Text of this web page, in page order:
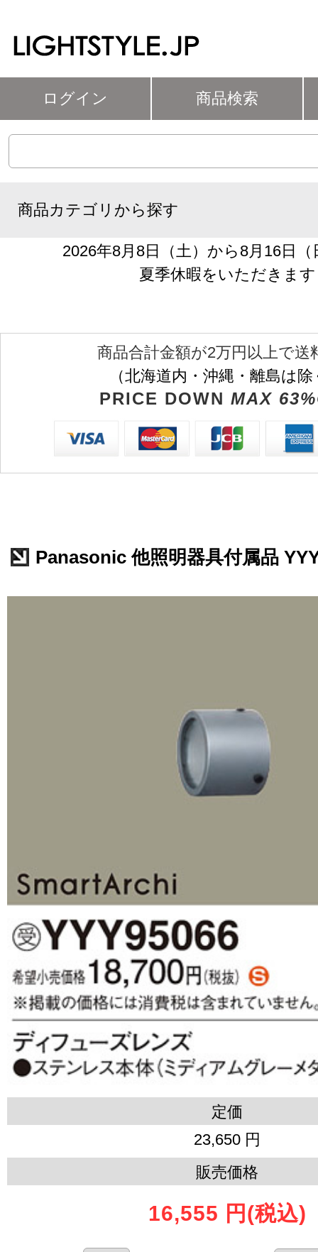
ログイン 商品検索
商品カテゴリから探す
2026年8月8日（土）から8月16日
夏季休暇をいただきます
商品合計金額が2万円以上で送
（北海道内・沖縄・離島は
PRICE DOWN MAX
Panasonic 他照明器具付属品
定価
23,650 円
販売価格
16,555 円 (税込)